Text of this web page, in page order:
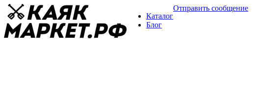
Каталог
Блог
Отправить сообщение